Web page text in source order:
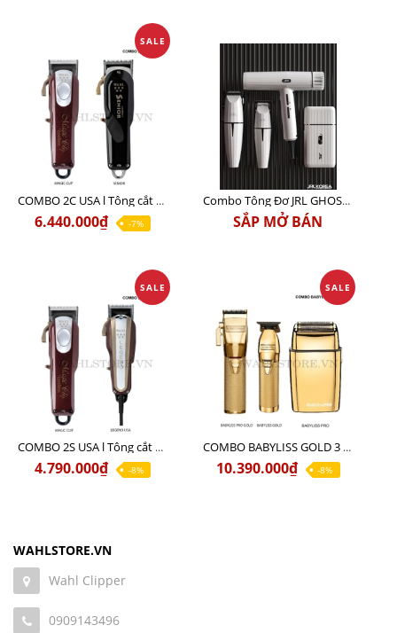
SALE
COMBO 2C USA l Tông cắt Senior + Tông cắt Magic clip
6.440.000₫ -7%
Combo Tông Đơ JRL GHOST 3 Limited Edition Chính Hãng USA
SẮP MỞ BÁN
SALE
COMBO 2S USA l Tông cắt LEGEND USA CÓ DÂY 220V + Tông pin MAGIC CLIP
4.790.000₫ -8%
SALE
COMBO BABYLISS GOLD 3 cao cấp chính hãng
10.390.000₫ -8%
WAHLSTORE.VN
Wahl Clipper
0909143496